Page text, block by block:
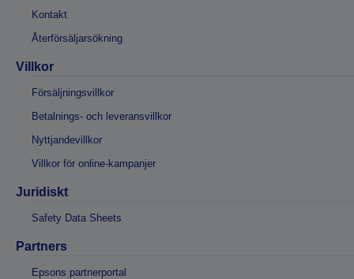
Kontakt
Återförsäljarsökning
Villkor
Försäljningsvillkor
Betalnings- och leveransvillkor
Nyttjandevillkor
Villkor för online-kampanjer
Juridiskt
Safety Data Sheets
Partners
Epsons partnerportal